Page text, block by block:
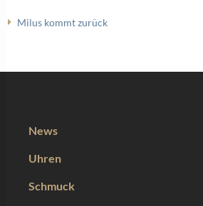
Milus kommt zurück
News
Uhren
Schmuck